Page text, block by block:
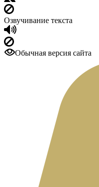
Озвучивание текста
Обычная версия сайта